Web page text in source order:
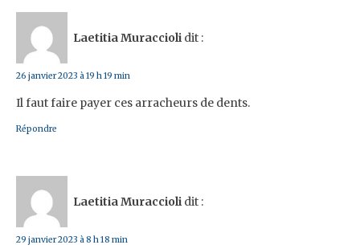
Laetitia Muraccioli dit :
26 janvier 2023 à 19 h 19 min
Il faut faire payer ces arracheurs de dents.
Répondre
Laetitia Muraccioli dit :
29 janvier 2023 à 8 h 18 min